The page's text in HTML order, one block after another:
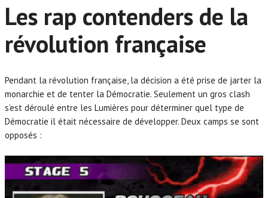
Les rap contenders de la
révolution française
Pendant la révolution française, la décision a été prise de jarter la
monarchie et de tenter la Démocratie. Seulement un gros clash
s’est déroulé entre les Lumières pour déterminer quel type de
Démocratie il était nécessaire de développer. Deux camps se sont
opposés :